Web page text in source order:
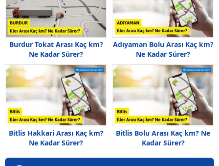
Burdur Tokat Arası Kaç km?
Ne Kadar Sürer?
Adıyaman Bolu Arası Kaç km?
Ne Kadar Sürer?
Bitlis Hakkari Arası Kaç km?
Ne Kadar Sürer?
Bitlis Bolu Arası Kaç km? Ne
Kadar Sürer?